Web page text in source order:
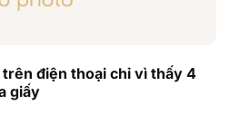
điện thoại chỉ vì thấy 4
giấy